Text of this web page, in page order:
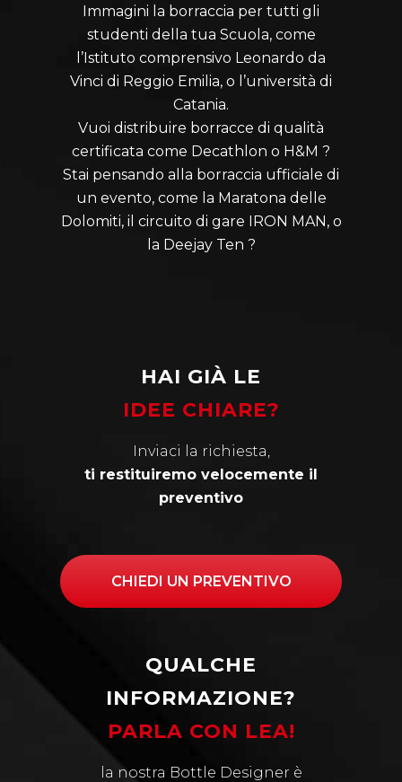
Immagini la borraccia per tutti gli
studenti della tua Scuola, come
l’Istituto comprensivo Leonardo da
Vinci di Reggio Emilia, o l’università di
Catania.
Vuoi distribuire borracce di qualità
certificata come Decathlon o H&M ?
Stai pensando alla borraccia ufficiale di
un evento, come la Maratona delle
Dolomiti, il circuito di gare IRON MAN, o
la Deejay Ten ?
HAI GIÀ LE
IDEE CHIARE?
Inviaci la richiesta,
ti restituiremo velocemente il
preventivo
CHIEDI UN PREVENTIVO
QUALCHE
INFORMAZIONE?
PARLA CON LEA!
la nostra Bottle Designer è